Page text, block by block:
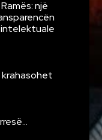
një
krahasohet